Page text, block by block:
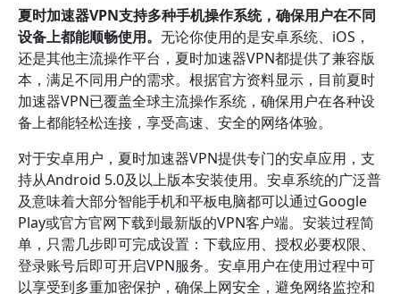
夏时加速器VPN支持多种手机操作系统，确保用户在不同
设备上都能顺畅使用。 无论你使用的是安卓系统、iOS，
还是其他主流操作平台，夏时加速器VPN都提供了兼容版
本，满足不同用户的需求。根据官方资料显示，目前夏时
加速器VPN已覆盖全球主流操作系统，确保用户在各种设
备上都能轻松连接，享受高速、安全的网络体验。
对于安卓用户，夏时加速器VPN提供专门的安卓应用，支
持从Android 5.0及以上版本安装使用。安卓系统的广泛普
及意味着大部分智能手机和平板电脑都可以通过Google
Play或官方官网下载到最新版的VPN客户端。安装过程简
单，只需几步即可完成设置：下载应用、授权必要权限、
登录账号后即可开启VPN服务。安卓用户在使用过程中可
以享受到多重加密保护，确保上网安全，避免网络监控和